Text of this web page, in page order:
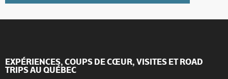
EXPÉRIENCES, COUPS DE CŒUR, VISITES ET ROAD
TRIPS AU QUÉBEC